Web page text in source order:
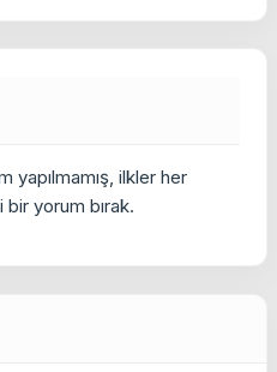
yapılmamış, ilkler her
yorum bırak.